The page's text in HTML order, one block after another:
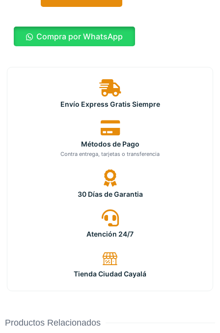
Compra por WhatsApp
Envío Express Gratis Siempre
Métodos de Pago
Contra entrega, tarjetas o transferencia
30 Días de Garantia
Atención 24/7
Tienda Ciudad Cayalá
Productos Relacionados